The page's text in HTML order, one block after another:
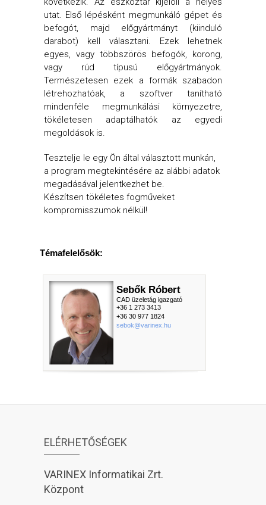
utat. Első lépésként megmunkáló gépet és
befogót, majd előgyártmányt (kiinduló
darabot) kell választani. Ezek lehetnek
egyes, vagy többszörös befogók, korong,
vagy rúd típusú előgyártmányok.
Természetesen ezek a formák szabadon
létrehozhatóak, a szoftver tanítható
mindenféle megmunkálási környezetre,
tökéletesen adaptálhatók az egyedi
megoldások is.
Tesztelje le egy Ön által választott munkán,
a program megtekintésére az alábbi adatok
megadásával jelentkezhet be.
Készítsen tökéletes fogműveket
kompromisszumok nélkül!
Témafelelősök:
Sebők Róbert
CAD üzeletág igazgató
+36 1 273 3413
+36 30 977 1824
sebok@varinex.hu
ELÉRHETŐSÉGEK
VARINEX Informatikai Zrt.
Központ